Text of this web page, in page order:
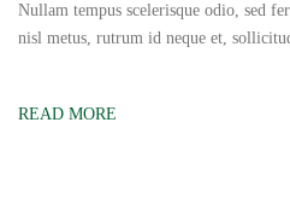
Nullam tempus scelerisque odio, sed
nisl metus, rutrum id neque et,
READ MORE